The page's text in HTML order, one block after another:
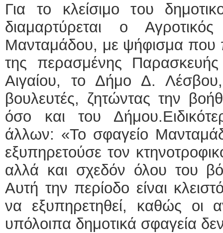
Για το κλείσιμο του
διαμαρτύρεται ο
Μανταμάδου, με ψήφισμα
της περασμένης
Αιγαίου, το Δήμο Δ.
βουλευτές, ζητώντας την
όσο και του
άλλων: «Το σφαγείο
εξυπηρετούσε τον
αλλά και σχεδόν όλου του
Αυτή την περίοδο είναι
να εξυπηρετηθεί, καθώς οι
υπόλοιπα δημοτικά σφαγεία